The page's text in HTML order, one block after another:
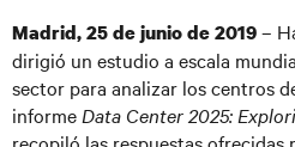
Madrid, 25 de junio de 2019–
dirigió un estudio a escala
sector para analizar los centros
informe Data Center 2025: